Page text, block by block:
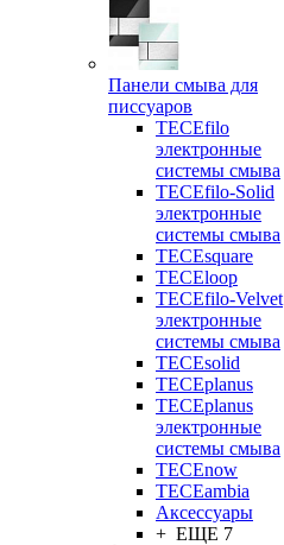
Панели смыва для
писсуаров
TECEfilo
электронные
системы смыва
TECEfilo-Solid
электронные
системы смыва
TECEsquare
TECEloop
TECEfilo-Velvet
электронные
системы смыва
TECEsolid
TECEplanus
TECEplanus
электронные
системы смыва
TECEnow
TECEambia
Аксессуары
+ ЕЩЕ 7